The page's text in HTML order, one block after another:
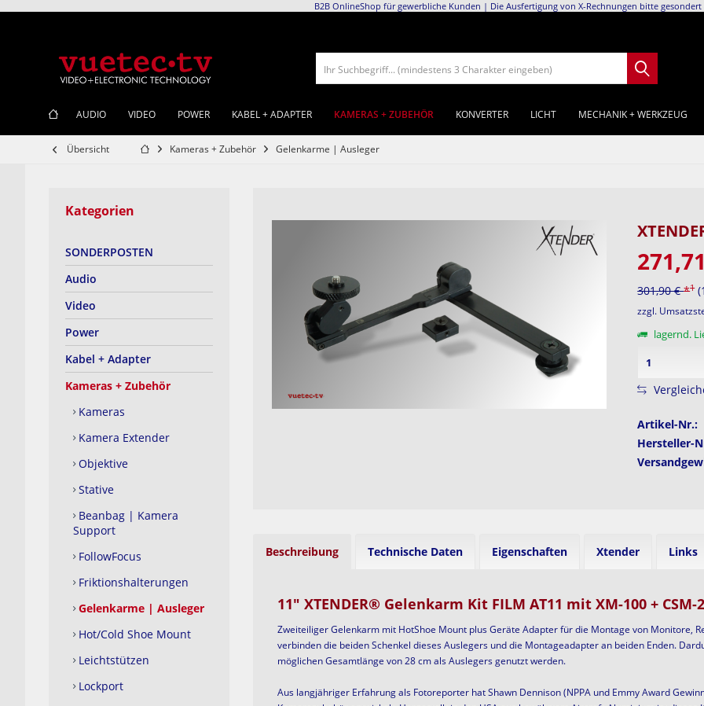
B2B OnlineShop für gewerbliche Kunden | Die Ausfertigung von X-Rechnungen bitte gesondert
Ihr Suchbegriff... (mindestens 3 Charakter eingeben)
AUDIO VIDEO POWER KABEL + ADAPTER KAMERAS + ZUBEHÖR KONVERTER LICHT MECHANIK + WERKZEUG
Übersicht Kameras + Zubehör Gelenkarme | Ausleger
Kategorien
SONDERPOSTEN
Audio
Video
Power
Kabel + Adapter
Kameras + Zubehör
Kameras
Kamera Extender
Objektive
Stative
Beanbag | Kamera
Support
FollowFocus
Friktionshalterungen
Gelenkarme | Ausleger
Hot/Cold Shoe Mount
Leichtstützen
Lockport
301,90 €*1
zzgl.
lagernd.
Artikel-Nr.:
Hersteller-
Beschreibung Technische Daten Eigenschaften Xtender Links
11" XTENDER® Gelenkarm Kit FILM AT11 mit XM-100 + CSM-
Zweiteiliger Gelenkarm mit HotShoe Mount plus Geräte Adapter für die Montage von Monitore,
verbinden die beiden Schenkel dieses Auslegers und die Montageadapter an beiden Enden.
möglichen Gesamtlänge von 28 cm als Auslegers genutzt werden.
Aus langjähriger Erfahrungals Fotoreporter hat Shawn Dennison (NPPA und Emmy Award